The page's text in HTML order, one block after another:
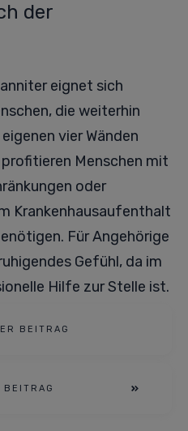
der
eignet sich
die weiterhin
vier Wänden
Menschen mit
oder
Krankenhausaufenthalt
Für Angehörige
Gefühl, da im
Hilfe zur Stelle ist.
BEITRAG
BEITRAG